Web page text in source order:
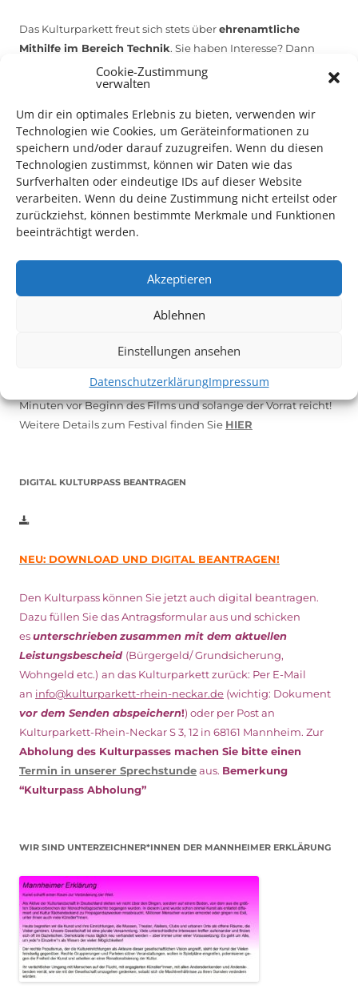
Cookie-Zustimmung
verwalten
Um dir ein optimales Erlebnis zu bieten, verwenden wir
Technologien wie Cookies, um Geräteinformationen zu
speichern und/oder darauf zuzugreifen. Wenn du diesen
Technologien zustimmst, können wir Daten wie das
Surfverhalten oder eindeutige IDs auf dieser Website
verarbeiten. Wenn du deine Zustimmung nicht erteilst oder
zurückziehst, können bestimmte Merkmale und Funktionen
beeinträchtigt werden.
Akzeptieren
Ablehnen
Einstellungen ansehen
DatenschutzerklärungImpressum
Das Kulturparkett freut sich stets überehrenamtliche
Mithilfe im Bereich Technik. Sie haben Interesse? Dann
melden Sie sich unter info@kulturparkett-rhein-neckar.de
*KULTURTIPP SOMMERPAUSE: FESTIVAL DES DEUTSCHEN FILMS*
in Ludwigshafen statt.
Inhaber*innen freien Eintrittzu den Vorstellungen – 30
Minuten vor Beginn des Films und solange der Vorrat reicht!
Weitere Details zum Festival finden Sie HIER
DIGITAL KULTURPASS BEANTRAGEN
NEU: DOWNLOAD UND DIGITAL BEANTRAGEN!
Den Kulturpass können Sie jetzt auch digital beantragen.
Dazu füllen Sie das Antragsformular aus und schicken
esunterschriebenzusammen mit dem aktuellen
Leistungsbescheid (Bürgergeld/ Grundsicherung,
Wohngeld etc.) an das Kulturparkett zurück: Per E-Mail
an info@kulturparkett-rhein-neckar.de (wichtig: Dokument
vor dem Senden abspeichern!) oder per Post an
Kulturparkett-Rhein-Neckar S 3, 12 in 68161 Mannheim. Zur
Abholung des Kulturpasses machen Sie bitte einen
Termin in unserer Sprechstundeaus. Bemerkung
“Kulturpass Abholung”
WIR SIND UNTERZEICHNER*INNEN DER MANNHEIMER ERKLÄRUNG